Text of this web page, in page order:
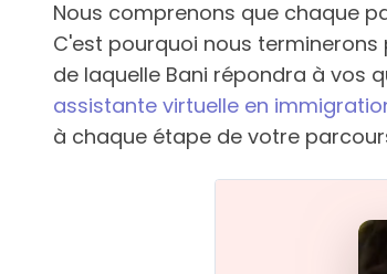
Nous comprenons que chaque
C'est pourquoi nous
de laquelle Bani répondra à vos
assistante virtuelle en
à chaque étape de votre